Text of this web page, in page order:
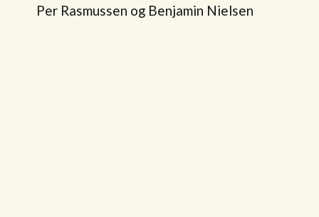
Per Rasmussen og Benjamin Nielsen